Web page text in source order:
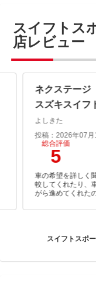
スイフトス
店レビュー
ネクステー
スズキスイフ
よしきた
投稿：2026年07
総合評価
5
車の希望を詳しく
較してくれたり、
がら進めてくれたの
スイフトスポ